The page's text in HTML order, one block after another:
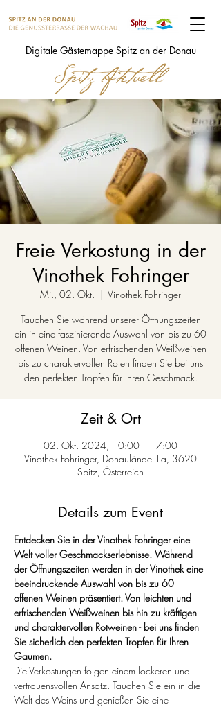
Digitale Gästemappe Spitz an der Donau
Freie Verkostung in der
Vinothek Fohringer
Mi., 02. Okt.
  |
Vinothek Fohringer
Tauchen Sie während unserer Öffnungszeiten
ein in eine faszinierende Auswahl von bis zu 60
offenen Weinen. Von erfrischenden Weißweinen
bis zu charaktervollen Roten finden Sie bei uns
den perfekten Tropfen für Ihren Geschmack.
Zeit & Ort
02. Okt. 2024, 10:00 – 17:00
Vinothek Fohringer, Donaulände 1a, 3620
Spitz, Österreich
Details zum Event
Entdecken Sie in der Vinothek Fohringer eine
Welt voller Geschmackserlebnisse. Während
der Öffnungszeiten werden in der Vinothek eine
beeindruckende Auswahl von bis zu 60
offenen Weinen präsentiert. Von leichten und
erfrischenden Weißweinen bis hin zu kräftigen
und charaktervollen Rotweinen - bei uns finden
Sie sicherlich den perfekten Tropfen für Ihren
Gaumen.
Die Verkostungen folgen einem lockeren und
vertrauensvollen Ansatz. Tauchen Sie ein in die
Welt des Weins und genießen Sie eine